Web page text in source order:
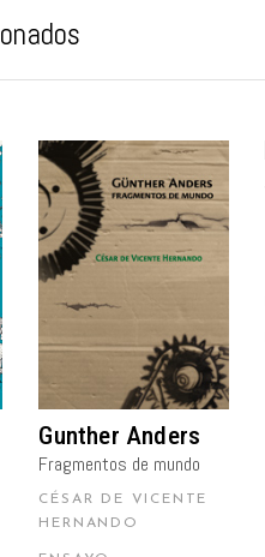
AÑADIR AL
Gunther Anders
Fragmentos de mundo
CÉSAR DE VICENTE
HERNANDO